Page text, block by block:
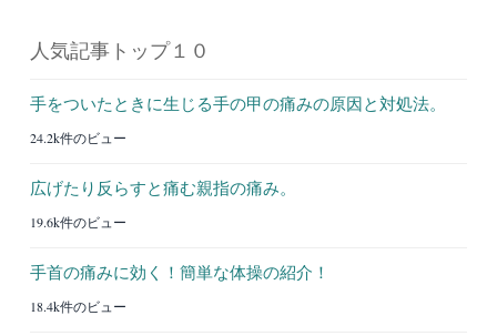
人気記事トップ１０
手をついたときに生じる手の甲の痛みの原因と対処法。
24.2k件のビュー
広げたり反らすと痛む親指の痛み。
19.6k件のビュー
手首の痛みに効く！簡単な体操の紹介！
18.4k件のビュー